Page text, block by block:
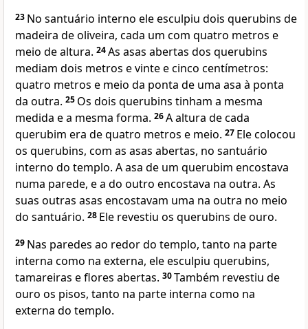
23 No santuário interno ele esculpiu dois querubins de
madeira de oliveira, cada um com quatro metros e
meio de altura. 24As asas abertas dos querubins
mediam dois metros e vinte e cinco centímetros:
quatro metros e meio da ponta de uma asa à ponta
da outra. 25 Os dois querubins tinham a mesma
medida e a mesma forma. 26A altura de cada
querubim era de quatro metros e meio. 27 Ele colocou
os querubins, com as asas abertas, no santuário
interno do templo. A asa de um querubim encostava
numa parede, e a do outro encostava na outra. As
suas outras asas encostavam uma na outra no meio
do santuário. 28 Ele revestiu os querubins de ouro.
29 Nas paredes ao redor do templo, tanto na parte
interna como na externa, ele esculpiu querubins,
tamareiras e flores abertas. 30Também revestiu de
ouro os pisos, tanto na parte interna como na
externa do templo.